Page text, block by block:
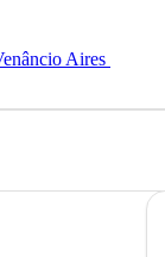
Aires